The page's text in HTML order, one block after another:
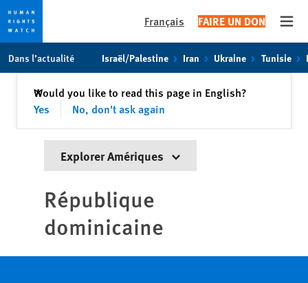
toto
content
Français FAIRE UN DON
Dans l’actualité Israël/Palestine Iran Ukraine Tunisie
Would you like to read this page in English?
Yes
No, don't ask again
✕Fermer
Explorer Amériques
République
dominicaine